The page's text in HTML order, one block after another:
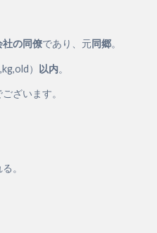
社の同僚であり、元同郷。
） 以内。
ございます。
。